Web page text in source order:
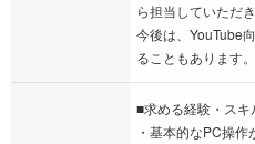
ら担当していただき
今後は、YouTube
ることもあります。
■求める経験・スキ
・基本的なPC操作